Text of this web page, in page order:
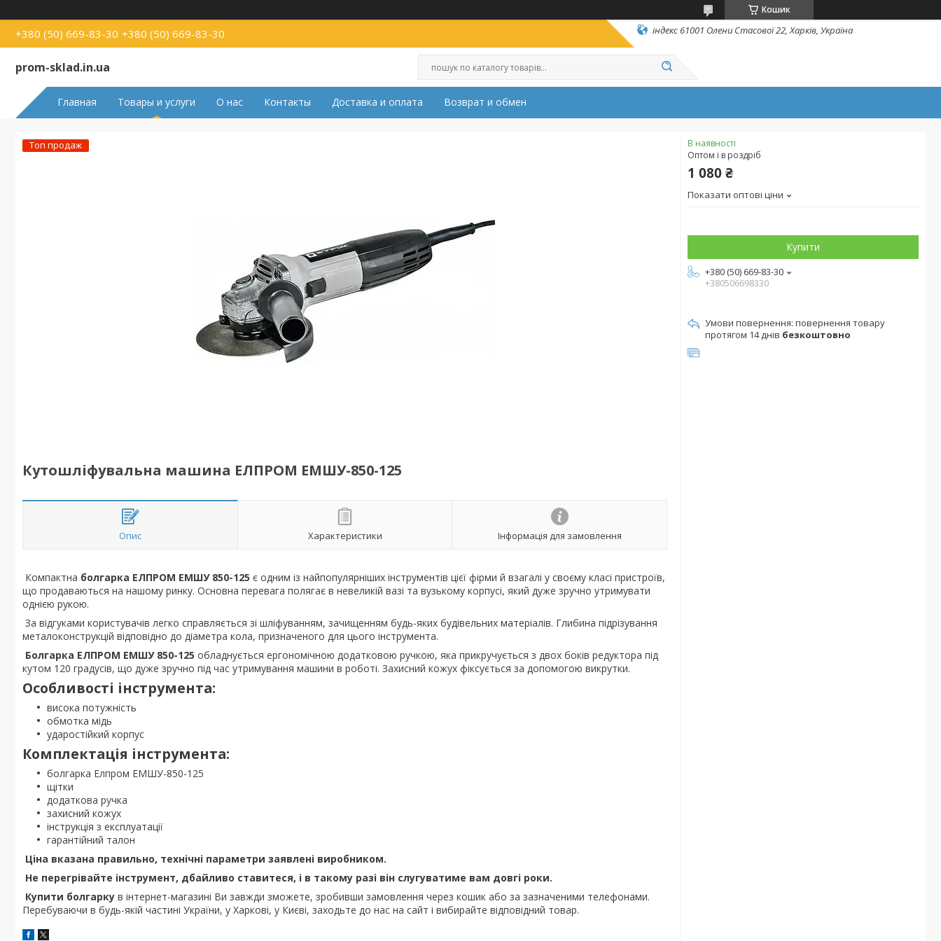
Кошик
+380 (50) 669-83-30 +380 (50) 669-83-30 індекс 61001 Олени Стасової 22, Харків, Україна
prom-sklad.in.ua
Главная Товары и услуги О нас Контакты Доставка и оплата Возврат и обмен
Топ продаж
Кутошліфувальна машина ЕЛПРОМ ЕМШУ-850-125
Опис Характеристики Інформація для замовлення
Компактна болгарка ЕЛПРОМ ЕМШУ 850-125 є одним із найпопулярніших інструментів цієї фірми й взагалі у своєму класі пристроїв,
що продаваються на нашому ринку. Основна перевага полягає в невеликій вазі та вузькому корпусі, який дуже зручно утримувати
однією рукою.
За відгуками користувачів легко справляється зі шліфуванням, зачищенням будь-яких будівельних матеріалів. Глибина підрізування
металоконструкцій відповідно до діаметра кола, призначеного для цього інструмента.
Болгарка ЕЛПРОМ ЕМШУ 850-125 обладнується ергономічною додатковою ручкою, яка прикручується з двох боків редуктора під
кутом 120 градусів, що дуже зручно під час утримування машини в роботі. Захисний кожух фіксується за допомогою викрутки.
Особливості інструмента:
висока потужність
обмотка мідь
ударостійкий корпус
Комплектація інструмента:
болгарка Елпром ЕМШУ-850-125
щітки
додаткова ручка
захисний кожух
інструкція з експлуатації
гарантійний талон
Ціна вказана правильно, технічні параметри заявлені виробником.
Не перегрівайте інструмент, дбайливо ставитеся, і в такому разі він слугуватиме вам довгі роки.
Купити болгарку в інтернет-магазині Ви завжди зможете, зробивши замовлення через кошик або за зазначеними телефонами.
Перебуваючи в будь-якій частині України, у Харкові, у Києві, заходьте до нас на сайт і вибирайте відповідний товар.
В наявності
Оптом і в роздріб
1 080 ₴
Показати оптові ціни
Купити
+380 (50) 669-83-30
+380506698330
повернення товару
протягом 14 днів безкоштовно